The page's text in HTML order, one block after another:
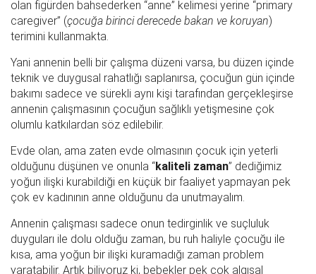
olan figürden bahsederken “anne” kelimesi yerine “primary
caregiver” (çocuğa birinci derecede bakan ve koruyan)
terimini kullanmakta.
Yani annenin belli bir çalışma düzeni varsa, bu düzen içinde
teknik ve duygusal rahatlığı saplanırsa, çocuğun gün içinde
bakımı sadece ve sürekli aynı kişi tarafından gerçekleşirse
annenin çalışmasının çocuğun sağlıklı yetişmesine çok
olumlu katkılardan söz edilebilir.
Evde olan, ama zaten evde olmasının çocuk için yeterli
olduğunu düşünen ve onunla “kaliteli zaman” dediğimiz
yoğun ilişki kurabildiği en küçük bir faaliyet yapmayan pek
çok ev kadınının anne olduğunu da unutmayalım.
Annenin çalışması sadece onun tedirginlik ve suçluluk
duyguları ile dolu olduğu zaman, bu ruh haliyle çocuğu ile
kısa, ama yoğun bir ilişki kuramadığı zaman problem
yaratabilir. Artık biliyoruz ki, bebekler pek çok algısal